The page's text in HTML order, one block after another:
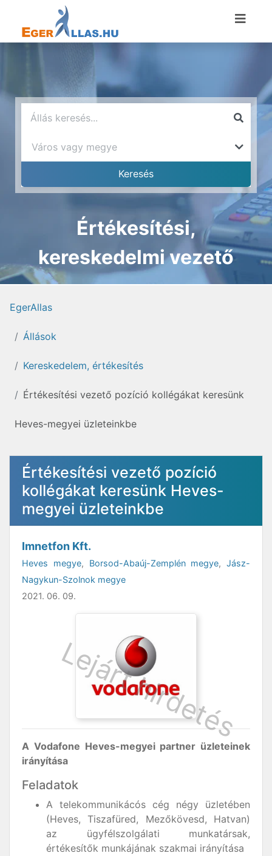
Értékesítési,
kereskedelmi vezető
EgerAllas
Állások
Kereskedelem, értékesítés
Értékesítési vezető pozíció kollégákat keresünk
Heves-megyei üzleteinkbe
Értékesítési vezető pozíció
kollégákat keresünk Heves-
megyei üzleteinkbe
Imnetfon Kft.
Heves megye, Borsod-Abaúj-Zemplén megye, Jász-
Nagykun-Szolnok megye
2021. 06. 09.
A Vodafone Heves-megyei partner üzleteinek
irányítása
Feladatok
A telekommunikácós cég négy üzletében
(Heves, Tiszafüred, Mezőkövesd, Hatvan)
az ügyfélszolgálati munkatársak,
értékesítők munkájának szakmai irányítása